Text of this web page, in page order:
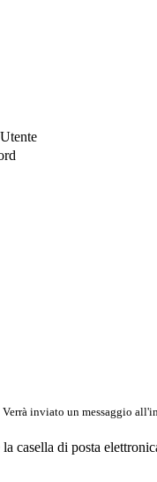
Verrà inviato un messaggio
casella di posta